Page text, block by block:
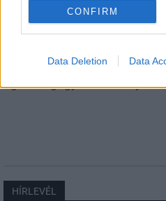
CONFIRM
Data Deletion Data
Miért kulcsfontosságú a
egészségügyi
HÍRLEVÉL